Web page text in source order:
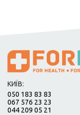
КИЇВ:
050 183 83 83
067 576 23 23
044 209 05 21